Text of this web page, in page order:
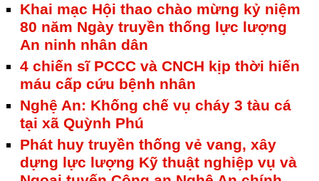
Khai mạc Hội thao chào mừng kỷ niệm
80 năm Ngày truyền thống lực lượng
An ninh nhân dân
4 chiến sĩ PCCC và CNCH kịp thời hiến
máu cấp cứu bệnh nhân
Nghệ An: Khống chế vụ cháy 3 tàu cá
tại xã Quỳnh Phú
Phát huy truyền thống vẻ vang, xây
dựng lực lượng Kỹ thuật nghiệp vụ và